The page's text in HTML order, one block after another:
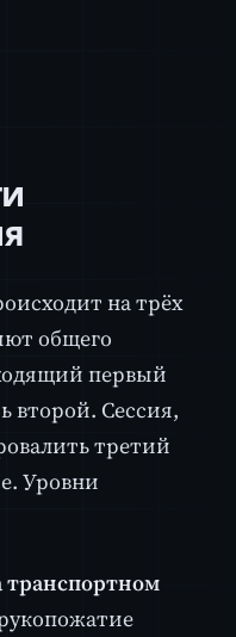
на трёх
общего
первый
второй. Сессия,
третий
Уровни
транспортном